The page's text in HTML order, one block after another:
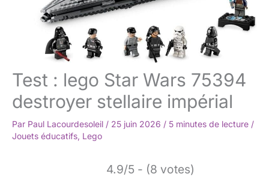
Test : lego Star Wars 75394
destroyer stellaire impérial
Par Paul Lacourdesoleil / 25 juin 2026 / 5 minutes de lecture /
Jouets éducatifs, Lego
4.9/5 - (8 votes)